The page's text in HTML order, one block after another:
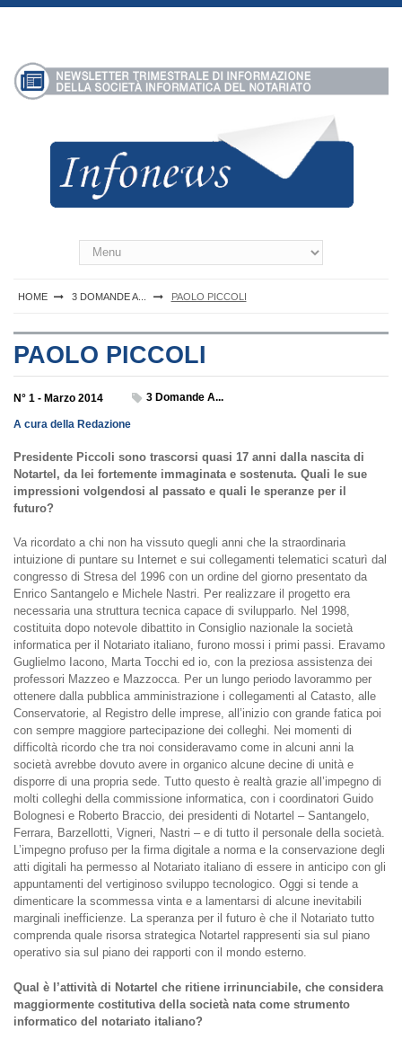
HOME 3 DOMANDE A... PAOLO PICCOLI
PAOLO PICCOLI
N° 1 - Marzo 2014 3 Domande A...
A cura della Redazione
Presidente Piccoli sono trascorsi quasi 17 anni dalla nascita di
Notartel, da lei fortemente immaginata e sostenuta. Quali le sue
impressioni volgendosi al passato e quali le speranze per il
futuro?
Va ricordato a chi non ha vissuto quegli anni che la straordinaria
intuizione di puntare su Internet e sui collegamenti telematici scaturì dal
congresso di Stresa del 1996 con un ordine del giorno presentato da
Enrico Santangelo e Michele Nastri. Per realizzare il progetto era
necessaria una struttura tecnica capace di svilupparlo. Nel 1998,
costituita dopo notevole dibattito in Consiglio nazionale la società
informatica per il Notariato italiano, furono mossi i primi passi. Eravamo
Guglielmo Iacono, Marta Tocchi ed io, con la preziosa assistenza dei
professori Mazzeo e Mazzocca. Per un lungo periodo lavorammo per
ottenere dalla pubblica amministrazione i collegamenti al Catasto, alle
Conservatorie, al Registro delle imprese, all’inizio con grande fatica poi
con sempre maggiore partecipazione dei colleghi. Nei momenti di
difficoltà ricordo che tra noi consideravamo come in alcuni anni la
società avrebbe dovuto avere in organico alcune decine di unità e
disporre di una propria sede. Tutto questo è realtà grazie all’impegno di
molti colleghi della commissione informatica, con i coordinatori Guido
Bolognesi e Roberto Braccio, dei presidenti di Notartel – Santangelo,
Ferrara, Barzellotti, Vigneri, Nastri – e di tutto il personale della società.
L’impegno profuso per la firma digitale a norma e la conservazione degli
atti digitali ha permesso al Notariato italiano di essere in anticipo con gli
appuntamenti del vertiginoso sviluppo tecnologico. Oggi si tende a
dimenticare la scommessa vinta e a lamentarsi di alcune inevitabili
marginali inefficienze. La speranza per il futuro è che il Notariato tutto
comprenda quale risorsa strategica Notartel rappresenti sia sul piano
operativo sia sul piano dei rapporti con il mondo esterno.
Qual è l’attività di Notartel che ritiene irrinunciabile, che considera
maggiormente costitutiva della società nata come strumento
informatico del notariato italiano?